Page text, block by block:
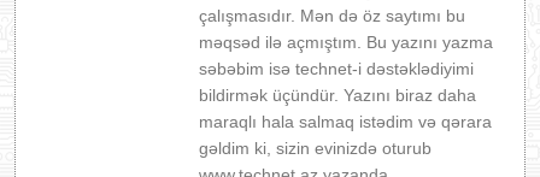
çalışmasıdır. Mən də öz saytımı bu
məqsəd ilə açmıştım. Bu yazını yazma
səbəbim isə technet-i dəstəklədiyimi
bildirmək üçündür. Yazını biraz daha
maraqlı hala salmaq istədim və qərara
gəldim ki, sizin evinizdə oturub